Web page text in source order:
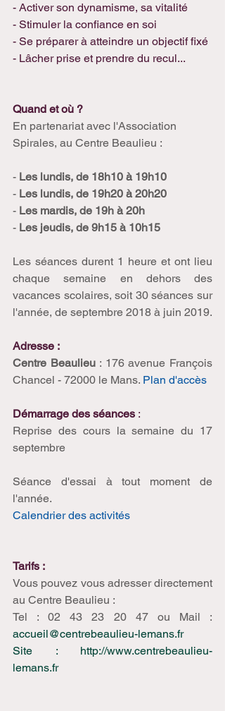
- Activer son dynamisme, sa vitalité
- Stimuler la confiance en soi
- Se préparer à atteindre un objectif fixé
- Lâcher prise et prendre du recul...
Quand et où ?
En partenariat avec l'Association
Spirales, au Centre Beaulieu :
- Les lundis, de 18h10 à 19h10
- Les lundis, de 19h20 à 20h20
- Les mardis, de 19h à 20h
- Les jeudis, de 9h15 à 10h15
Les séances durent 1 heure et ont lieu
chaque semaine en dehors des
vacances scolaires, soit 30 séances sur
l'année, de septembre 2018 à juin 2019.
Adresse :
Centre Beaulieu : 176 avenue François
Chancel - 72000 le Mans. Plan d'accès
Démarrage des séances :
Reprise des cours la semaine du 17
septembre
Séance d'essai à tout moment de
l'année.
Calendrier des activités
Tarifs :
Vous pouvez vous adresser directement
au Centre Beaulieu :
accueil@centrebeaulieu-lemans.fr
Site : http://www.centrebeaulieu-
lemans.fr